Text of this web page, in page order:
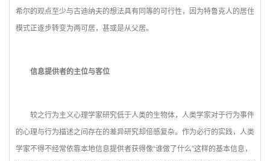
希尔的观点至少与古迪纳夫的想法具有同等的可行性，因为特鲁克人的居住
模式正逐步转变为两可居，甚或是从父居。
信息提供者的主位与客位
较之行为主义心理学家研究低于人类的生物体，人类学家对于行为事件
的心理与行为描述之间存在的差异研究却倍感复杂。作为必行的实践，人类
学家不得不经常依靠本地信息提供者获得像“谁做了什么”这样的基本信息，